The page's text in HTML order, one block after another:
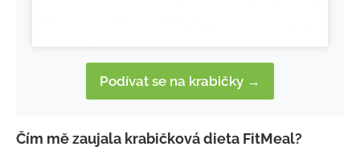
Podívat se na krabičky →
Čím mě zaujala krabičková dieta FitMeal?